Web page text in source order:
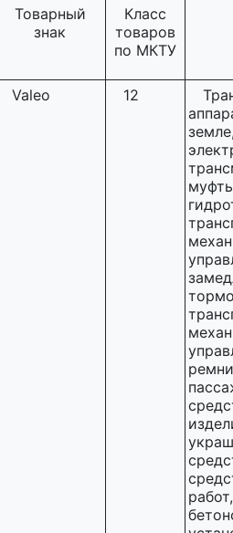
Товарный
знак
Класс
товаров
по МКТУ
Valeo 12